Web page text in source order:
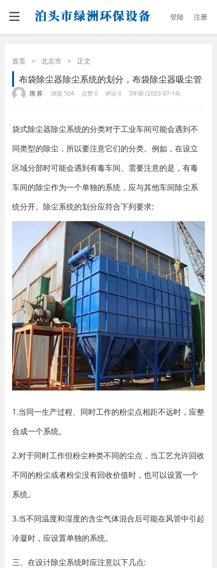
登陆 注册
首页 > 北京市 > 正文
布袋除尘器除尘系统的划分，布袋除尘器吸尘管
琪 苏 浏览 504 点赞 0 评论 0 3年前 (2023-07-14)
袋式除尘器除尘系统的分类对于工业车间可能会遇到不
同类型的除尘，所以要注意它们的分类。例如，在设立
区域分部时可能会遇到有毒车间、需要注意的是，有毒
车间的除尘作为一个单独的系统，应与其他车间除尘系
统分开。除尘系统的划分应符合下列要求:
1.当同一生产过程、同时工作的粉尘点相距不远时，应整
合成一个系统。
2.对于同时工作但粉尘种类不同的尘点，当工艺允许回收
不同的粉尘或者粉尘没有回收价值时，也可以设置一个
系统。
3.当不同温度和湿度的含尘气体混合后可能在风管中引起
冷凝时，应设置单独的系统。
三、在设计除尘系统时应注意以下几点: